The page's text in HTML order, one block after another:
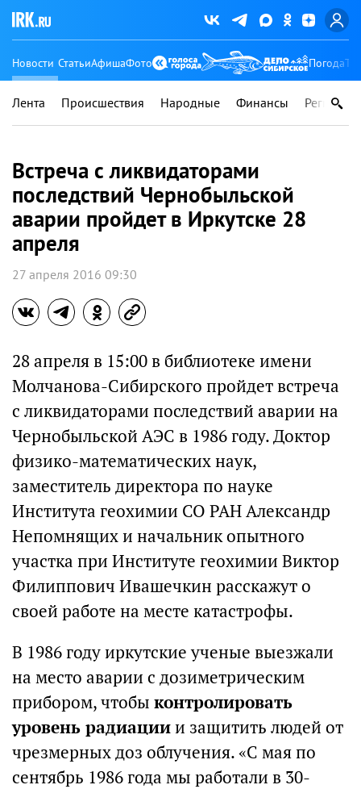
Новости СтатьиАфишаФото Погода
Лента Происшествия Народные Финансы Регионы
Встреча с ликвидаторами
последствий Чернобыльской
аварии пройдет в Иркутске 28
апреля
27 апреля 2016 09:30
28 апреля в 15:00 в библиотеке имени
Молчанова-Сибирского пройдет встреча
с ликвидаторами последствий аварии на
Чернобыльской АЭС в 1986 году. Доктор
физико-математических наук,
заместитель директора по науке
Института геохимии СО РАН Александр
Непомнящих и начальник опытного
участка при Институте геохимии Виктор
Филиппович Ивашечкин расскажут о
своей работе на месте катастрофы.
В 1986 году иркутские ученые выезжали
на место аварии с дозиметрическим
прибором, чтобы контролировать
уровень радиациии защитить людей от
чрезмерных доз облучения. «С мая по
сентябрь 1986 года мы работали в 30-